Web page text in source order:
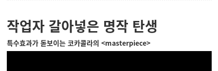
작업자 갈아넣은 명작 탄생
특수효과가 돋보이는 코카콜라의 <masterpiece>